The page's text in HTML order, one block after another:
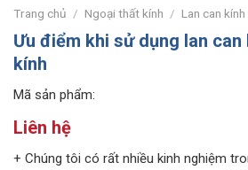
Trang chủ / Ngoại thất kính / Lan can kính
Ưu điểm khi sử dụng lan can
kính
Mã sản phẩm:
Liên hệ
+ Chúng tôi có rất nhiều kinh nghiệm